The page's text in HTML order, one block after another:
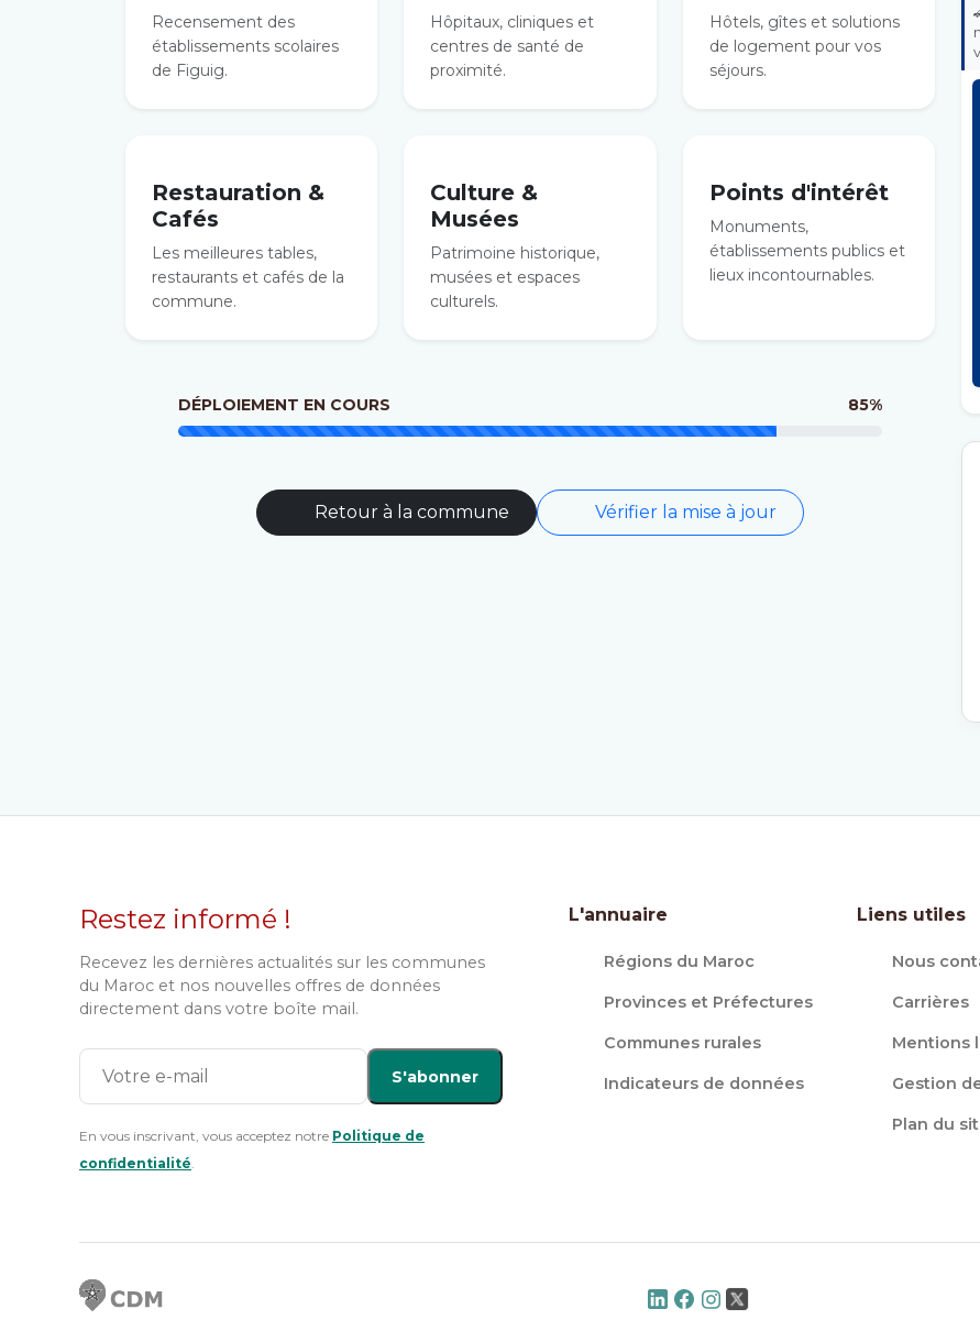
Recensement des
établissements scolaires
de Figuig.
Hôpitaux, cliniques et
centres de santé de
proximité.
Hôtels, gîtes et solutions
de logement pour vos
séjours.
Restauration &
Cafés
Les meilleures tables,
restaurants et cafés de la
commune.
Culture &
Musées
Patrimoine historique,
musées et espaces
culturels.
Points d'intérêt
Monuments,
établissements publics et
lieux incontournables.
DÉPLOIEMENT EN COURS 85%
Retour à la commune Vérifier la mise à jour
Restez informé !
Recevez les dernières actualités sur les communes
du Maroc et nos nouvelles offres de données
directement dans votre boîte mail.
S'abonner
En vous inscrivant, vous acceptez notre Politique de
confidentialité.
L'annuaire
Régions du Maroc
Provinces et Préfectures
Communes rurales
Indicateurs de données
Liens utiles
Nous
Carrières
Mentions
Gestion
Plan du